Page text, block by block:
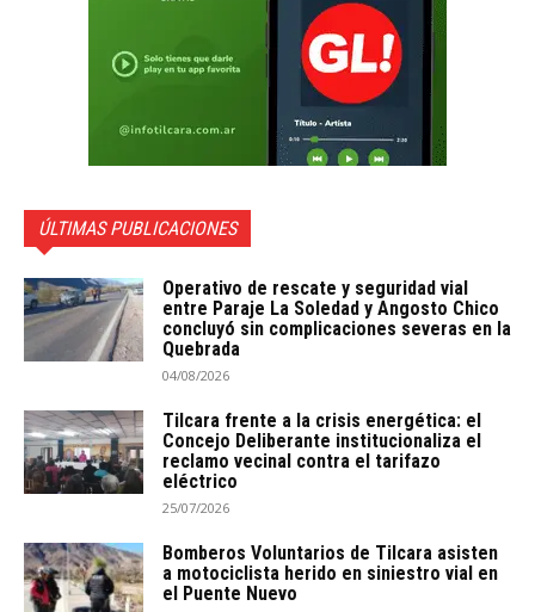
ÚLTIMAS PUBLICACIONES
Operativo de rescate y seguridad vial
entre Paraje La Soledad y Angosto Chico
concluyó sin complicaciones severas en la
Quebrada
04/08/2026
Tilcara frente a la crisis energética: el
Concejo Deliberante institucionaliza el
reclamo vecinal contra el tarifazo
eléctrico
25/07/2026
Bomberos Voluntarios de Tilcara asisten
a motociclista herido en siniestro vial en
el Puente Nuevo